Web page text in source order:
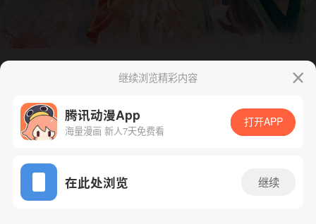
App免费看
腾漫App免费看
继续浏览精彩内容
腾讯动漫App
海量漫画 新人7天免费看
打开APP
在此处浏览 继续